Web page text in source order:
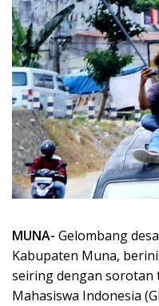
MUNA- Gelombang
Kabupaten Muna,
seiring dengan sorotan
Mahasiswa Indonesia